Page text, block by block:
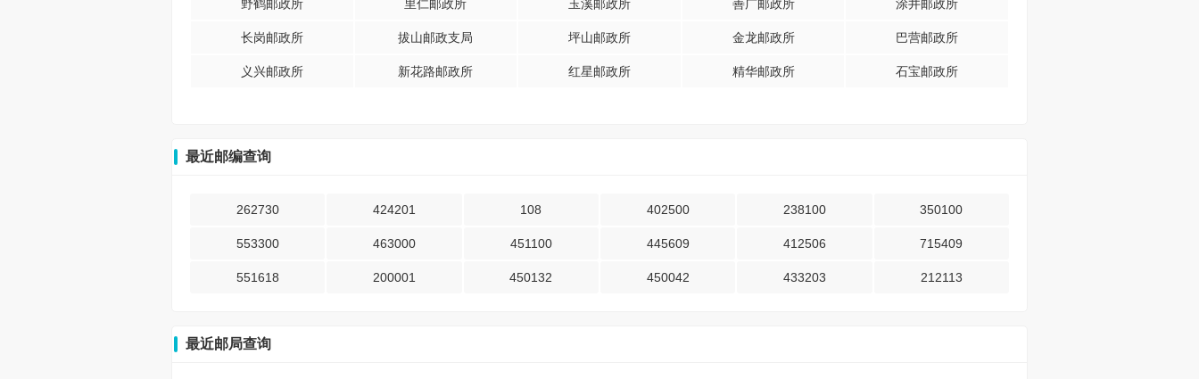
野鹤邮政所 里仁邮政所 玉溪邮政所 善广邮政所 涂井邮政所
长岗邮政所 拔山邮政支局 坪山邮政所 金龙邮政所 巴营邮政所
义兴邮政所 新花路邮政所 红星邮政所 精华邮政所 石宝邮政所
最近邮编查询
262730 424201 108 402500 238100 350100
553300 463000 451100 445609 412506 715409
551618 200001 450132 450042 433203 212113
最近邮局查询